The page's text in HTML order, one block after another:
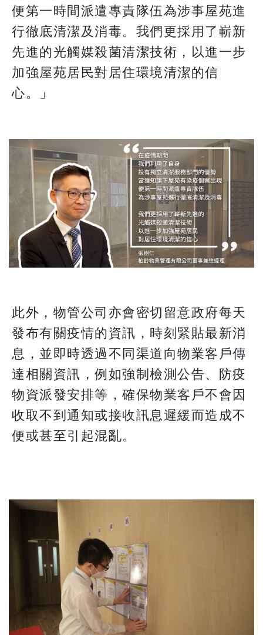
便第一時間派遣專責隊伍為涉事屋苑進
行徹底清潔及消毒。我們更採用了嶄新
先進的光觸媒殺菌清潔技術，以進一步
加強屋苑居民對居住環境清潔的信
心。」
此外，物管公司亦會密切留意政府每天
發布有關疫情的資訊，時刻緊貼最新消
息，並即時透過不同渠道向物業客戶傳
達相關資訊，例如強制檢測公告、防疫
物資派發安排等，確保物業客戶不會因
收取不到通知或接收訊息遲緩而造成不
便或甚至引起混亂。